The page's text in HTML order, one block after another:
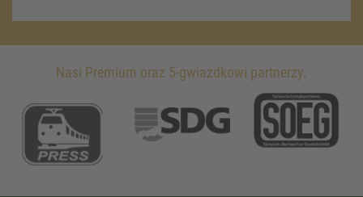
Nasi Premium oraz 5-gwiazdkowi partnerzy.